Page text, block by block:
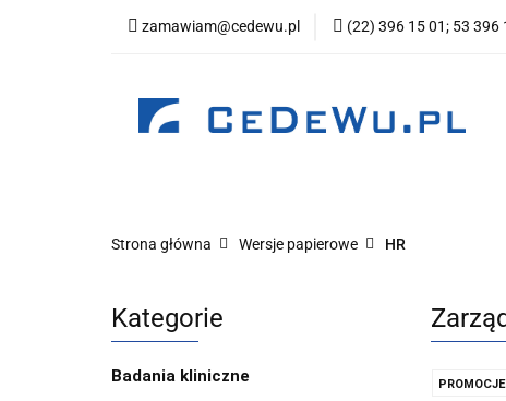
zamawiam@cedewu.pl (22) 396 15 01; 53 396
Kategorie
Wydawnictwo
Strona główna Wersje papierowe HR
Kategorie
Badania kliniczne
PROMOCJE